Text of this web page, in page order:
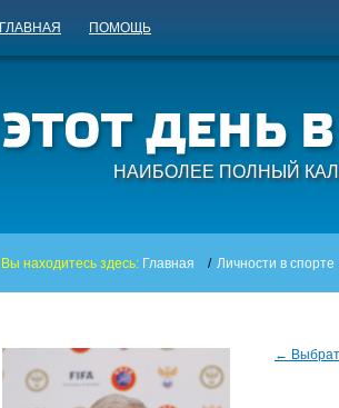
ГЛАВНАЯ ПОМОЩЬ
НАИБОЛЕЕ ПОЛНЫЙ
Вы находитесь здесь: Главная / Личности в спорте
←